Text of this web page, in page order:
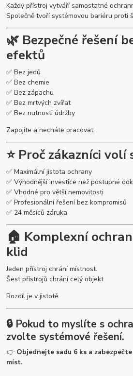
Každý přístroj vytváří samostatné
Společně tvoří systémovou bariéru proti
🌿 Bezpečné řešení
efektů
✅ Bez jedů
✅ Bez chemie
✅ Bez zápachu
✅ Bez mrtvých zvířat
✅ Bez nutnosti údržby
Zapojíte a necháte pracovat.
⭐ Proč zákazníci volí
✅ Maximální jistota ochrany
✅ Výhodnější investice než postupné
✅ Vhodné pro větší nemovitosti
✅ Profesionální řešení bez kompromisů
✅ 24 měsíců záruka
🏠 Komplexní
klid
Jeden přístroj chrání místnost.
Šest přístrojů chrání celý objekt.
Rozdíl je v jistotě.
🔒 Pokud to myslíte s
zvolte systémové řešení.
👉 Objednejte sadu 6 ks a
míst.